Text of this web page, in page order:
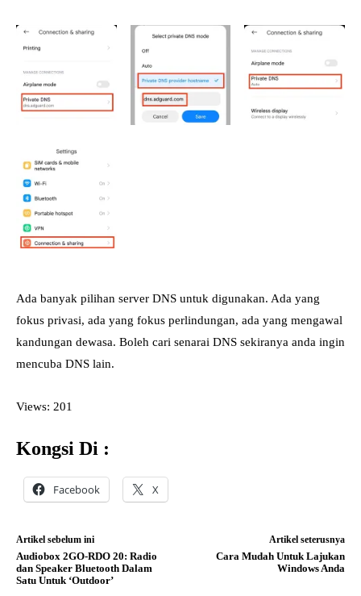
Ada banyak pilihan server DNS untuk digunakan. Ada yang
fokus privasi, ada yang fokus perlindungan, ada yang mengawal
kandungan dewasa. Boleh cari senarai DNS sekiranya anda ingin
mencuba DNS lain.
Views: 201
Kongsi Di :
Facebook X
Artikel sebelum ini
Audiobox 2GO-RDO 20: Radio
dan Speaker Bluetooth Dalam
Satu Untuk ‘Outdoor’
Artikel seterusnya
Cara Mudah Untuk Lajukan
Windows Anda